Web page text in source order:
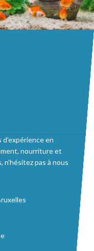
d'expérience en
nourriture et
n'hésitez pas à nous